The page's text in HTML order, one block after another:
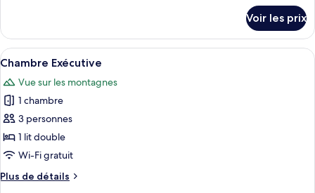
le
type
de
Studio
Voir les prix
Afficher
toutes
les
photos
pour
ce
type
chambre :
Une chambre d’hôtel moderne
5
Chambre Exécutive
Vue sur les montagnes
1 chambre
3 personnes
1 lit double
Wi-Fi gratuit
Plus de détails
Plus